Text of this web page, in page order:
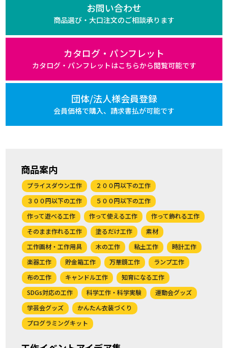
お問い合わせ
商品選び・大口注文のご相談承ります
カタログ・パンフレット
カタログ・パンフレットはこちらから閲覧可能です
団体/法人様会員登録
会員価格で購入、 請求書払が可能です
商品案内
プライスダウン工作
２００円以下の工作
３００円以下の工作
５００円以下の工作
作って遊べる工作
作って使える工作
作って飾れる工作
そのまま作れる工作
塗るだけ工作
素材
工作画材・工作用具
木の工作 粘土工作
時計工作
楽器工作
貯金箱工作 万華鏡工作
ランプ工作
布の工作
キャンドル工作
知育になる工作
SDGs対応の工作
科学工作・科学実験
運動会グッズ
学芸会グッズ
かんたん衣装づくり
プログラミングキット